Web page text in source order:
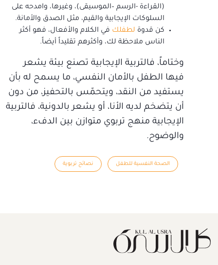
(القراءة -الرسم –الموسيقى)، وغيرها، وامدحه على
السلوكات الإيجابية والقيم، مثل الصدق والأمانة.
كن قدوة لطفلك في الكلام والأفعال، فهو أكثر
الناس ملاحظة لك، وأكثرهم تقليداً أيضاً.
وختاماً، فالتربية الإيجابية تصنع بيئة يشعر
فيها الطفل بالأمان النفسي، ما يسمح له بأن
يستفيد من النقد، ويتحمّس بالتحفيز، من دون
أن يتضخم لديه الأنا، أو يشعر بالدونية، فالتربية
الإيجابية منهج تربوي متوازن بين الدفء،
والوضوح.
الصحة النفسية للطفل نصائح تربوية